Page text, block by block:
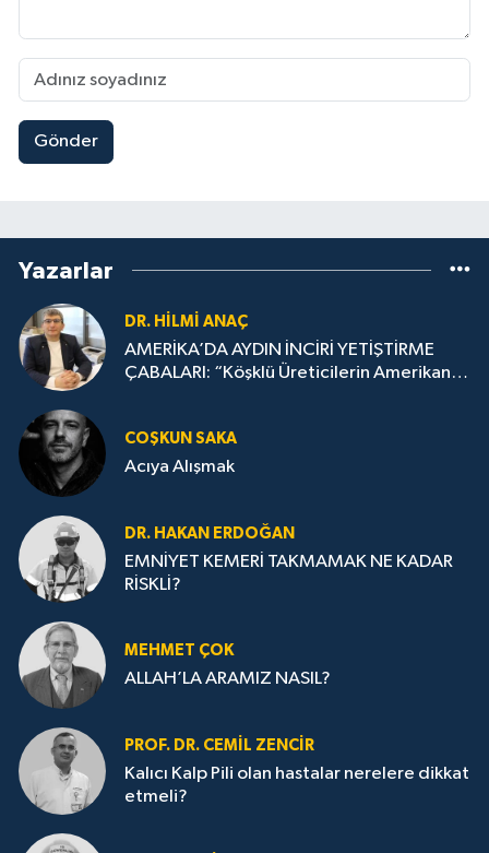
Gönder
Yazarlar
DR. HILMI ANAÇ
AMERİKA’DA AYDIN İNCİRİ YETİŞTİRME
ÇABALARI: “Köşklü Üreticilerin Amerikan
COŞKUN SAKA
Acıya Alışmak
DR. HAKAN ERDOĞAN
EMNİYET KEMERİ TAKMAMAK NE KADAR
RİSKLİ?
MEHMET ÇOK
ALLAH’LA ARAMIZ NASIL?
PROF. DR. CEMIL ZENCIR
Kalıcı Kalp Pili olan hastalar nerelere dikkat
etmeli?